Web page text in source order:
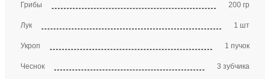
Грибы 200 гр
Лук 1 шт
Укроп 1 пучок
Чеснок 3 зубчика